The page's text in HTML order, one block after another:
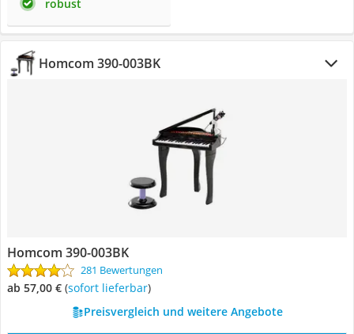
robust
Homcom ‎390-003BK
Homcom ‎390-003BK
281 Bewertungen
ab 57,00 € ( Sofort lieferbar)
Preisvergleich und weitere Angebote